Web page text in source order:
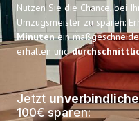
Nutzen Sie die Chance, bei
Umzugsmeister zu sparen:
Minutenein
erhalten und
Jetzt
100€ sparen: